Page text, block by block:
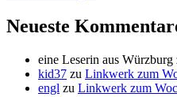
Neueste
eine Leserin aus Würzburg
kid37 zu Linkwerk zum
engl zu Linkwerk zum